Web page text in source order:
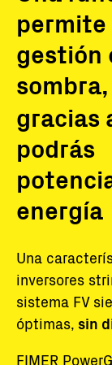
permite
gestión
sombra,
gracias
podrás
energía
Una
inversores
sistema FV
óptimas, sin
FIMER